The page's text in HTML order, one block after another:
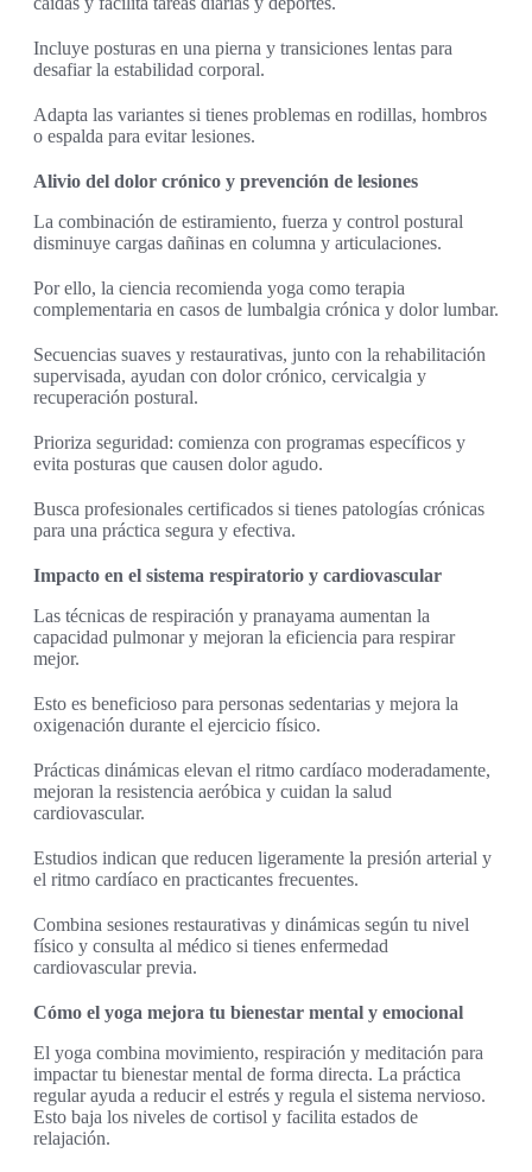
Incluye posturas en una pierna y transiciones lentas para
desafiar la estabilidad corporal.
Adapta las variantes si tienes problemas en rodillas, hombros
o espalda para evitar lesiones.
Alivio del dolor crónico y prevención de lesiones
La combinación de estiramiento, fuerza y control postural
disminuye cargas dañinas en columna y articulaciones.
Por ello, la ciencia recomienda yoga como terapia
complementaria en casos de lumbalgia crónica y dolor lumbar.
Secuencias suaves y restaurativas, junto con la rehabilitación
supervisada, ayudan con dolor crónico, cervicalgia y
recuperación postural.
Prioriza seguridad: comienza con programas específicos y
evita posturas que causen dolor agudo.
Busca profesionales certificados si tienes patologías crónicas
para una práctica segura y efectiva.
Impacto en el sistema respiratorio y cardiovascular
Las técnicas de respiración y pranayama aumentan la
capacidad pulmonar y mejoran la eficiencia para respirar
mejor.
Esto es beneficioso para personas sedentarias y mejora la
oxigenación durante el ejercicio físico.
Prácticas dinámicas elevan el ritmo cardíaco moderadamente,
mejoran la resistencia aeróbica y cuidan la salud
cardiovascular.
Estudios indican que reducen ligeramente la presión arterial y
el ritmo cardíaco en practicantes frecuentes.
Combina sesiones restaurativas y dinámicas según tu nivel
físico y consulta al médico si tienes enfermedad
cardiovascular previa.
Cómo el yoga mejora tu bienestar mental y emocional
El yoga combina movimiento, respiración y meditación para
impactar tu bienestar mental de forma directa. La práctica
regular ayuda a reducir el estrés y regula el sistema nervioso.
Esto baja los niveles de cortisol y facilita estados de
relajación.